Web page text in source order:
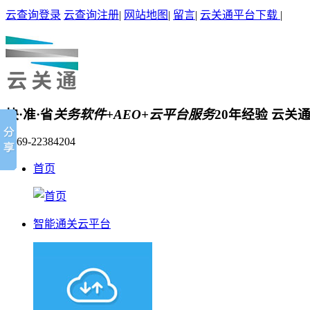
云查询登录 云查询注册| 网站地图 | 留言| 云关通平台下载 |
快·准·省关务软件+AEO+云平台服务20年经验 云关
0769-22384204
首页
智能通关云平台